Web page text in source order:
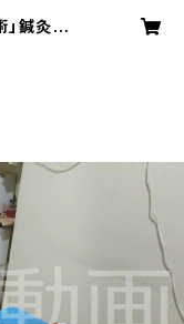
」鍼灸